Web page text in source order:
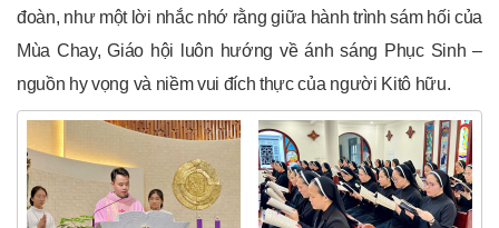
đoàn, như một lời nhắc nhớ rằng giữa hành trình sám hối của
Mùa Chay, Giáo hội luôn hướng về ánh sáng Phục Sinh –
nguồn hy vọng và niềm vui đích thực của người Kitô hữu.